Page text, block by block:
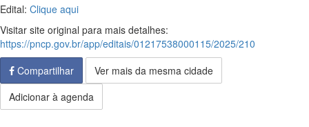
Edital: Clique aqui
Visitar site original para mais detalhes:
https://pncp.gov.br/app/editais/01217538000115/2025/210
Compartilhar
Ver mais da mesma cidade
Adicionar à agenda